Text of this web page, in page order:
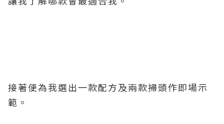
接著便為我選出一款配方及兩款掃頭作即場示
範。